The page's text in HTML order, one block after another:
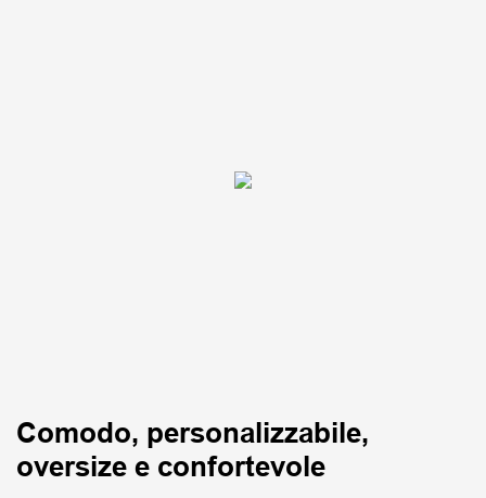
Comodo, personalizzabile,
oversize e confortevole